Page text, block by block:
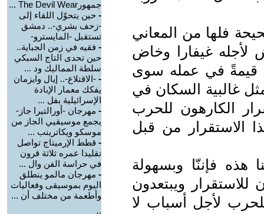
فلها من المعاني
لأجله غيفارا وخاض
قيمةً في عمله سوى
غالبية السكان في
الكارهون للحرب
الاستقرار من قبل
هذه فإننّا وبسهولة
للاستقرار ويبتعدون
لأجل أسباب لا
جمهورThe Devil Wear ...
- حين يتحوّل اللقاء إلى
-زحف بشري-.. دمشق
تستقبل -المايسترو-
- فقيه في زمن الجباية..
حين تحدى التاج السبكي
سلطة المماليك ود ...
- -الاقتلاع-.. إيال وايزمان
يفكك معمار الإبادة
الإسرائيلية بفل ...
- مهرجان -أورالتيرا جاز-
يجمع موسيقيي الجاز من
موسكو ويكاترينب ...
- قطط الإرميتاج تواصل
تقليدا عمره ثلاثة قرون
في حراسة الفن وال ...
- مهرجان مالمو ينطلق
اليوم بموسيقى وفعاليات
وأطعمة من مختلف أن ...